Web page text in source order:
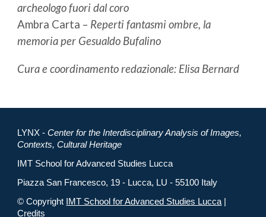
archeologo fuori dal coro
Ambra Carta – Reperti fantasmi ombre, la
memoria per Gesualdo Bufalino
Cura e coordinamento redazionale: Elisa Bernard
LYNX -Center for the Interdisciplinary Analysis of Images,
Contexts, Cultural Heritage
IMT School for Advanced Studies Lucca
Piazza San Francesco, 19 - Lucca, LU - 55100 Italy
© Copyright
IMT School for Advanced Studies Lucca
Credits